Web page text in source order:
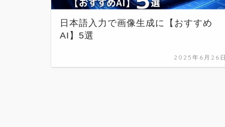
日本語入力で画像生成に【おすすめ
AI】5選
2025年6月26